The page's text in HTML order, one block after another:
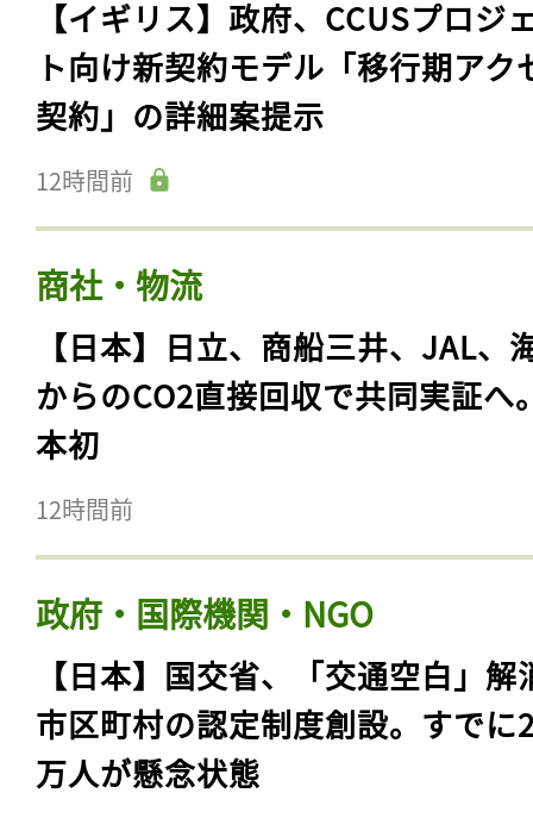
【イギリス】政府、CCUSプロジ
ト向け新契約モデル「移行期アク
契約」の詳細案提示
12時間前
商社・物流
【日本】日立、商船三井、JAL、
からのCO2直接回収で共同実証へ
本初
12時間前
政府・国際機関・NGO
【日本】国交省、「交通空白」解
市区町村の認定制度創設。すでに
万人が懸念状態